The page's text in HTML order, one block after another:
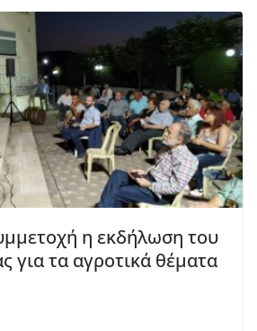
η εκδήλωση του
για τα αγροτικά θέματα